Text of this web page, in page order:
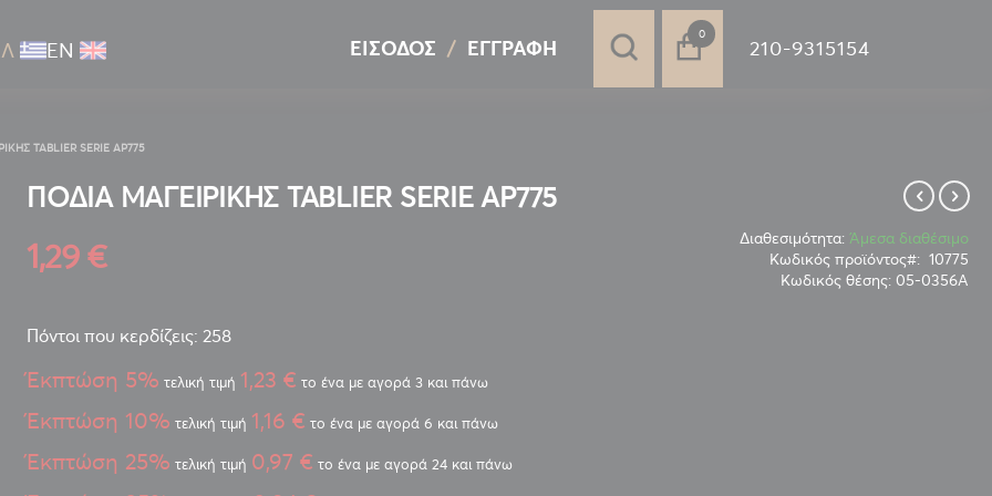
ΕΝ
0στοιχεία
ΕΊΣΟΔΟΣ ΕΓΓΡΑΦΉ 210-9315154
TABLIER SERIE AP775
ΠΟΔΙΑ ΜΑΓΕΙΡΙΚΗΣ TABLIER SERIE AP775
1,29 € Διαθεσιμότητα: Άμεσα διαθέσιμο
Κωδικός προϊόντος
10775
Κωδικός θέσης: 05-0356Α
Πόντοι που κερδίζεις: 258
Έκπτώση 5% τελική τιμή 1,23 € το ένα με αγορά 3 και πάνω
Έκπτώση 10% τελική τιμή 1,16 € το ένα με αγορά 6 και πάνω
Έκπτώση 25% τελική τιμή 0,97 € το ένα με αγορά 24 και πάνω